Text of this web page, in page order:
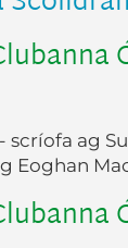
scríofa ag
Eoghan